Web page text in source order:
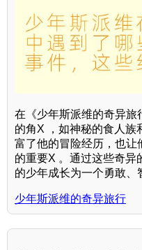
在《少年斯派维的奇异旅
的角X ，如神秘的食人族
富了他的冒险经历，也让
的重要X 。通过这些奇异
的少年成长为一个勇敢、
少年斯派维的奇异旅行